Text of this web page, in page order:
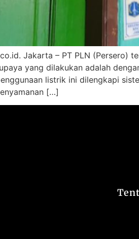
Jakarta – PT PLN (Persero)
yang dilakukan adalah
listrik ini dilengkapi
[…]